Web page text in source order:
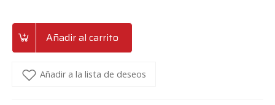
Añadir al carrito
Añadir a la lista de deseos